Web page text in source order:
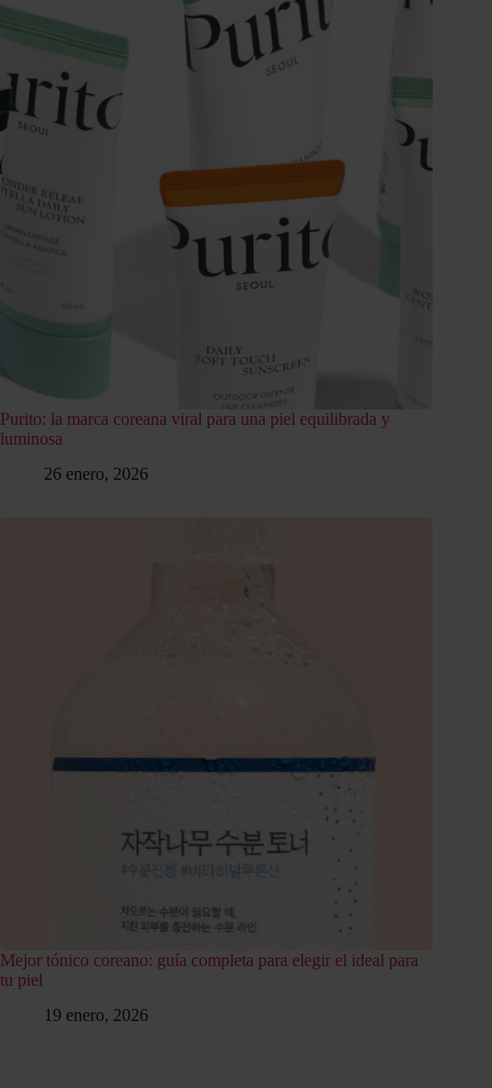
Purito: la marca coreana viral para una piel equilibrada y
luminosa
26 enero, 2026
Mejor tónico coreano: guía completa para elegir el ideal para
tu piel
19 enero, 2026